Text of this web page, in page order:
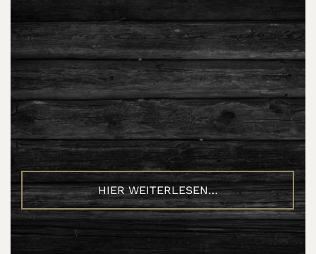
HIER WEITERLESEN…